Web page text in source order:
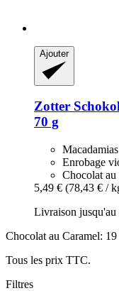
Ajouter
Zotter
70 g
Enrobage
Chocolat au
5,49 € (78,43 € /
Livraison jusqu'au
Chocolat au Caramel: 19
Tous les prix TTC.
Filtres